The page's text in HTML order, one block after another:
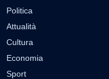
Politica
Attualità
Cultura
Economia
Sport